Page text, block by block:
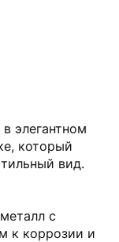
элегантном
который
вид.
с
к коррозии и